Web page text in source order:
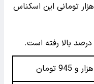
رسانده که نشان از افزایش حدود 68 هزار تومانی این اسکناس